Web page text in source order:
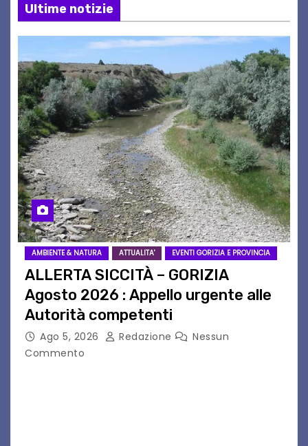
Ultime notizie
AMBIENTE & NATURA ATTUALITA' EVENTI GORIZIA E PROVINCIA
ALLERTA SICCITÀ – GORIZIA
Agosto 2026 : Appello urgente alle
Autorità competenti
Ago 5, 2026 Redazione
Nessun
Commento